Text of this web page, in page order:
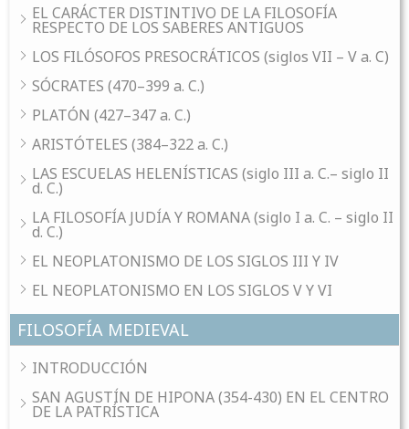
EL CARÁCTER DISTINTIVO DE LA FILOSOFÍA
RESPECTO DE LOS SABERES ANTIGUOS
LOS FILÓSOFOS PRESOCRÁTICOS (siglos VII – V a. C)
SÓCRATES (470–399 a. C.)
PLATÓN (427–347 a. C.)
ARISTÓTELES (384–322 a. C.)
LAS ESCUELAS HELENÍSTICAS (siglo III a. C.– siglo II
d. C.)
LA FILOSOFÍA JUDÍA Y ROMANA (siglo I a. C. – siglo II
d. C.)
EL NEOPLATONISMO DE LOS SIGLOS III Y IV
EL NEOPLATONISMO EN LOS SIGLOS V Y VI
FILOSOFÍA MEDIEVAL
INTRODUCCIÓN
SAN AGUSTÍN DE HIPONA (354-430) EN EL CENTRO
DE LA PATRÍSTICA